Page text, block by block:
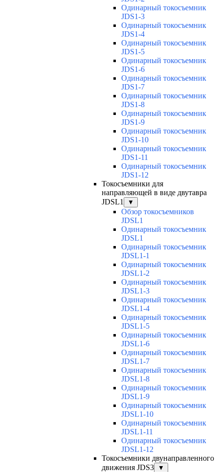
Одинарный токосъемник
JDS1-3
Одинарный токосъемник
JDS1-4
Одинарный токосъемник
JDS1-5
Одинарный токосъемник
JDS1-6
Одинарный токосъемник
JDS1-7
Одинарный токосъемник
JDS1-8
Одинарный токосъемник
JDS1-9
Одинарный токосъемник
JDS1-10
Одинарный токосъемник
JDS1-11
Одинарный токосъемник
JDS1-12
Токосъемники для
направляющей в виде двутавра
JDSL1
▼
Обзор токосъемников
JDSL1
Одинарный токосъемник
JDSL1
Одинарный токосъемник
JDSL1-1
Одинарный токосъемник
JDSL1-2
Одинарный токосъемник
JDSL1-3
Одинарный токосъемник
JDSL1-4
Одинарный токосъемник
JDSL1-5
Одинарный токосъемник
JDSL1-6
Одинарный токосъемник
JDSL1-7
Одинарный токосъемник
JDSL1-8
Одинарный токосъемник
JDSL1-9
Одинарный токосъемник
JDSL1-10
Одинарный токосъемник
JDSL1-11
Одинарный токосъемник
JDSL1-12
Токосъемники двунаправленного
движения JDS3
▼